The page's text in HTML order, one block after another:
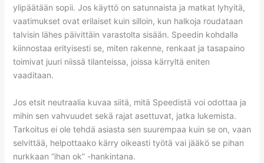
ylipäätään sopii. Jos käyttö on satunnaista ja matkat lyhyitä,
vaatimukset ovat erilaiset kuin silloin, kun halkoja roudataan
talvisin lähes päivittäin varastolta sisään. Speedin kohdalla
kiinnostaa erityisesti se, miten rakenne, renkaat ja tasapaino
toimivat juuri niissä tilanteissa, joissa kärryltä eniten
vaaditaan.
Jos etsit neutraalia kuvaa siitä, mitä Speedistä voi odottaa ja
mihin sen vahvuudet sekä rajat asettuvat, jatka lukemista.
Tarkoitus ei ole tehdä asiasta sen suurempaa kuin se on, vaan
selvittää, helpottaako kärry oikeasti työtä vai jääkö se pihan
nurkkaan “ihan ok” -hankintana.